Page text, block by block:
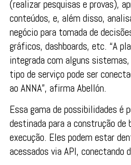
(realizar pesquisas e provas),
conteúdos, e, além disso,
negócio para tomada de
gráficos, dashboards, etc. “A
integrada com alguns
tipo de serviço pode ser
ao ANNA”, afirma Abellón.
Essa gama de possibilidades é
destinada para a construção de
execução. Eles podem estar
acessados via API,